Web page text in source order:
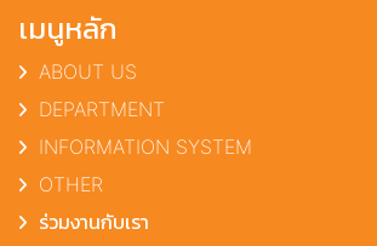
เมนูหลัก
ABOUT US
DEPARTMENT
INFORMATION SYSTEM
OTHER
ร่วมงานกับเรา